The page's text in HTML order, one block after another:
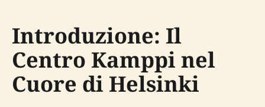
Introduzione: Il
Centro Kamppi nel
Cuore di Helsinki